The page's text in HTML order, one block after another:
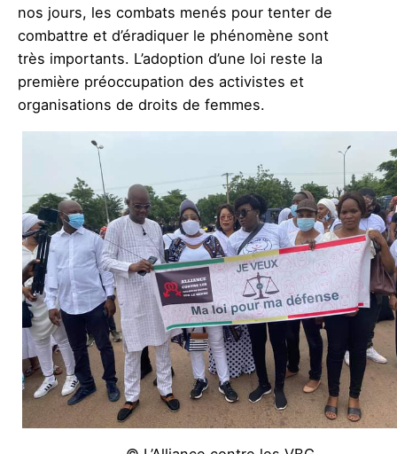
nos jours, les combats menés pour tenter de
combattre et d’éradiquer le phénomène sont
très importants. L’adoption d’une loi reste la
première préoccupation des activistes et
organisations de droits de femmes.